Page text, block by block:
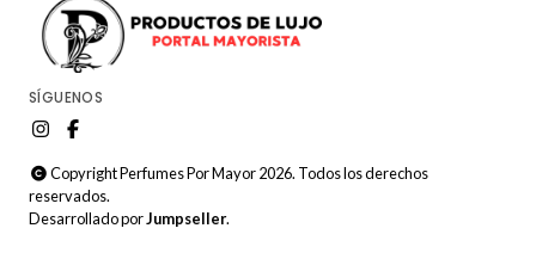
SÍGUENOS
Copyright Perfumes Por Mayor 2026. Todos los derechos
reservados.
Desarrollado porJumpseller.